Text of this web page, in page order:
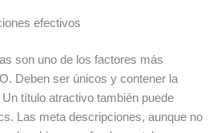
efectivos
son uno de los factores más
Deben ser únicos y contener la
título atractivo también puede
Las meta descripciones, aunque no